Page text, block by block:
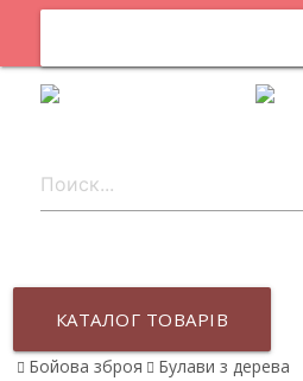
КАТАЛОГ ТОВАРІВ
Бойова зброя Булави з дерева